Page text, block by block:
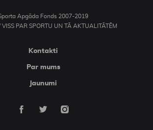
Apgāda Fonds 2007-2019
VISS PAR SPORTU UN TĀ AKTUALITĀTĒM
Kontakti
Par mums
Jaunumi